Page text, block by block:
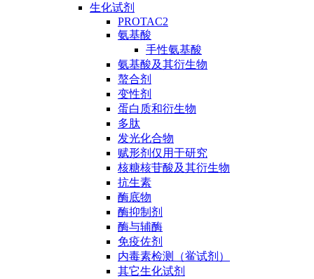
生化试剂
PROTAC2
氨基酸
手性氨基酸
氨基酸及其衍生物
螯合剂
变性剂
蛋白质和衍生物
多肽
发光化合物
赋形剂仅用于研究
核糖核苷酸及其衍生物
抗生素
酶底物
酶抑制剂
酶与辅酶
免疫佐剂
内毒素检测（鲎试剂）
其它生化试剂